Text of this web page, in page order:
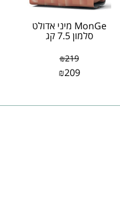
MonGe מיני אדולט
סלמון 7.5 קג
₪219
₪209